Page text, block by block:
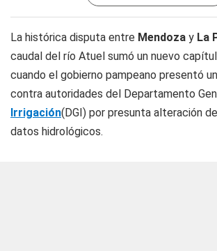
La histórica disputa entre Mendoza y La
caudal del río Atuel sumó un nuevo
cuando el gobierno pampeano presentó
contra autoridades del Departamento
Irrigación(DGI) por presunta alteración
datos hidrológicos.